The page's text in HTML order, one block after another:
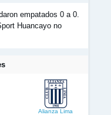
empatados 0 a 0.
Huancayo no
Alianza Lima